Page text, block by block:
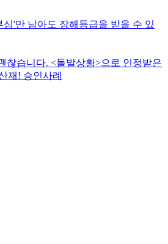
심'만 남아도 장해등급을 받을 수 있
찮습니다. <돌발상황>으로 인정받은
재! 승인사례